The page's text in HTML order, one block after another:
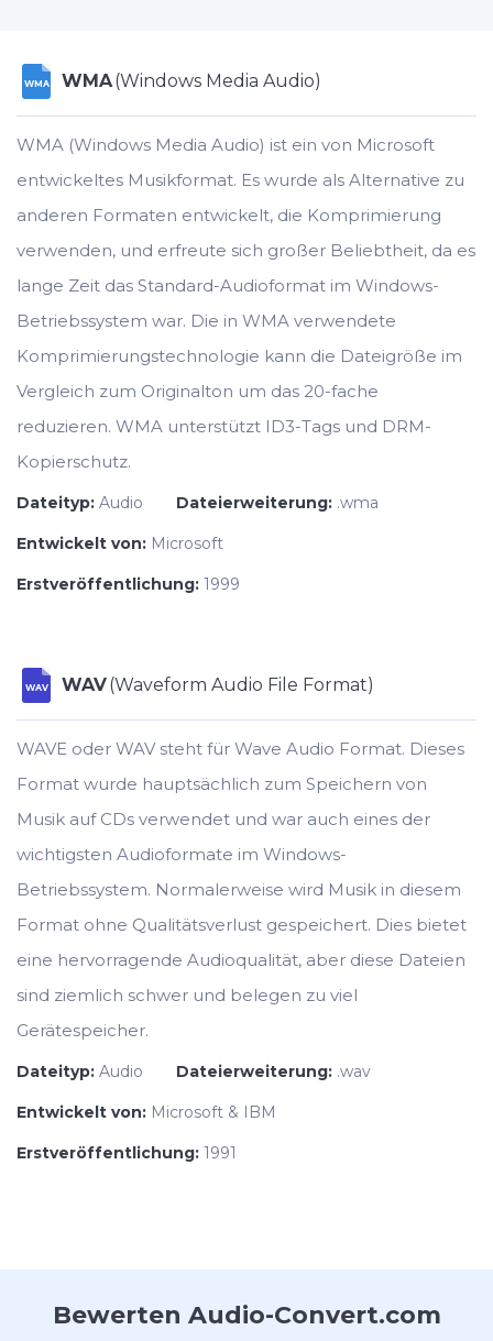
WMA WMA(Windows Media Audio)
WMA (Windows Media Audio) ist ein von Microsoft
entwickeltes Musikformat. Es wurde als Alternative zu
anderen Formaten entwickelt, die Komprimierung
verwenden, und erfreute sich großer Beliebtheit, da es
lange Zeit das Standard-Audioformat im Windows-
Betriebssystem war. Die in WMA verwendete
Komprimierungstechnologie kann die Dateigröße im
Vergleich zum Originalton um das 20-fache
reduzieren. WMA unterstützt ID3-Tags und DRM-
Kopierschutz.
Dateityp: Audio Dateierweiterung: .wma
Entwickelt von: Microsoft
Erstveröffentlichung: 1999
WAV WAV(Waveform Audio File Format)
WAVE oder WAV steht für Wave Audio Format. Dieses
Format wurde hauptsächlich zum Speichern von
Musik auf CDs verwendet und war auch eines der
wichtigsten Audioformate im Windows-
Betriebssystem. Normalerweise wird Musik in diesem
Format ohne Qualitätsverlust gespeichert. Dies bietet
eine hervorragende Audioqualität, aber diese Dateien
sind ziemlich schwer und belegen zu viel
Gerätespeicher.
Dateityp: Audio Dateierweiterung: .wav
Entwickelt von: Microsoft & IBM
Erstveröffentlichung: 1991
Bewerten Audio-Convert.com